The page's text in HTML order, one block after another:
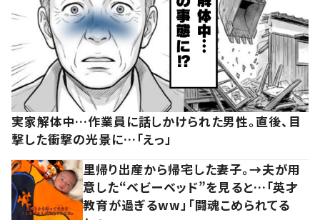
実家解体中…作業員に話しかけられた男性。直後、目
撃した衝撃の光景に…「えっ」
里帰り出産から帰宅した妻子。→夫が用
意した“ベビーベッド”を見ると…「英才
教育が過ぎるww」「闘魂こめられてる